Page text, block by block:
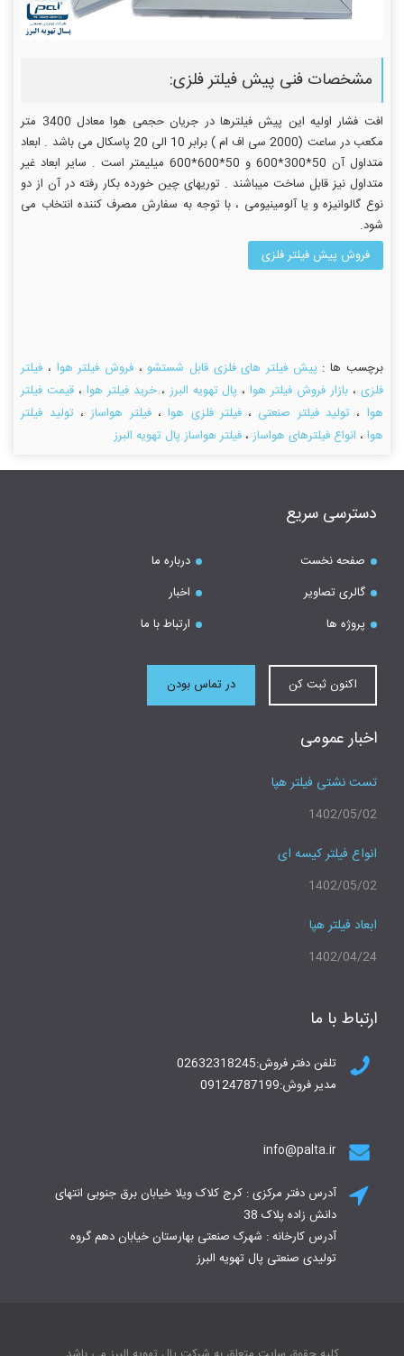
مشخصات فنی پیش فیلتر فلزی:
افت فشار اولیه این پیش فیلترها در جریان حجمی هوا معادل 3400 متر
مکعب در ساعت (2000 سی اف ام ) برابر 10 الی 20 پاسکال می باشد . ابعاد
متداول آن 50*300*600 و 50*600*600 میلیمتر است . سایر ابعاد غیر
متداول نیز قابل ساخت میباشند . توریهای چین خورده بکار رفته در آن از دو
نوع گالوانیزه و یا آلومینیومی ، با توجه به سفارش مصرف کننده انتخاب می
شود.
فروش پیش فیلتر فلزی
برچسب ها : پیش فیلتر های فلزی قابل شستشو ، فروش فیلتر هوا ، فیلتر
فلزی ،بازار فروش فیلتر هوا، پال تهویه البرز ،خرید فیلتر هوا، قیمت فیلتر
هوا ، تولید فیلتر صنعتی ،فیلتر فلزی هوا،فیلتر هواساز، تولید فیلتر
هوا ، انواع فیلترهای هواساز ،فیلتر هواساز پال تهویه البرز
دسترسی سریع
صفحه نخست
درباره ما
گالری تصاویر
اخبار
پروژه ها
ارتباط با ما
اکنون ثبت کن در تماس بودن
اخبار عمومی
تست نشتی فیلتر هپا
1402/05/02
انواع فیلتر کیسه ای
1402/05/02
ابعاد فیلتر هپا
1402/04/24
ارتباط با ما
تلفن دفتر فروش:02632318245
مدیر فروش:09124787199
info@palta.ir
آدرس دفتر مرکزی : کرج کلاک ویلا خیابان برق جنوبی انتهای
دانش زاده پلاک 38
آدرس کارخانه : شهرک صنعتی بهارستان خیابان دهم گروه
تولیدی صنعتی پال تهویه البرز